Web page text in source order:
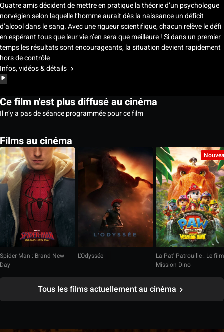
Quatre amis décident de mettre en pratique la théorie d’un psychologue
norvégien selon laquelle l’homme aurait dès la naissance un déficit
d’alcool dans le sang. Avec une rigueur scientifique, chacun relève le défi
en espérant tous que leur vie n’en sera que meilleure ! Si dans un premier
temps les résultats sont encourageants, la situation devient rapidement
hors de contrôle
Infos, vidéos & détails
Ce film n'est plus diffusé au cinéma
Il n’y a pas de séance programmée pour ce film
Films au cinéma
Spider-Man : Brand New
Day
L'Odyssée
La Pat' Patrouille : Le film
Mission Dino
Tous les films actuellement au cinéma